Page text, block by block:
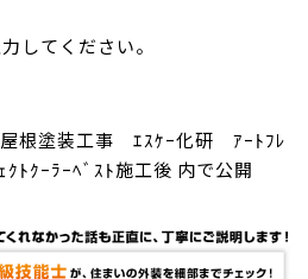
してください。
根塗装工事 ｴｽｹｰ化研 ｱｰﾄﾌﾚ
ｸｰﾗｰﾍﾞｽﾄ施工後 内で公開